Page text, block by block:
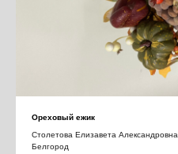
Ореховый ежик
Столетова Елизавета Александровна
Белгород